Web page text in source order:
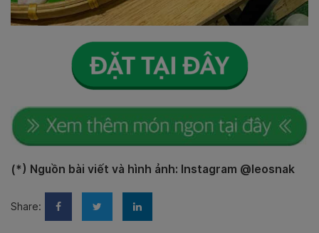
(*) Nguồn bài viết và hình ảnh: Instagram @leosnak
Share: